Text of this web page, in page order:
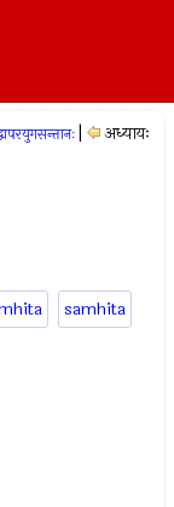
अध्यायः
samhita